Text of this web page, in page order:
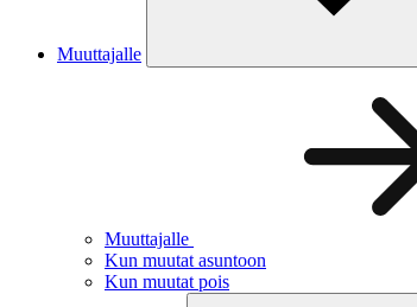
Muuttajalle
Muuttajalle
Kun muutat asuntoon
Kun muutat pois